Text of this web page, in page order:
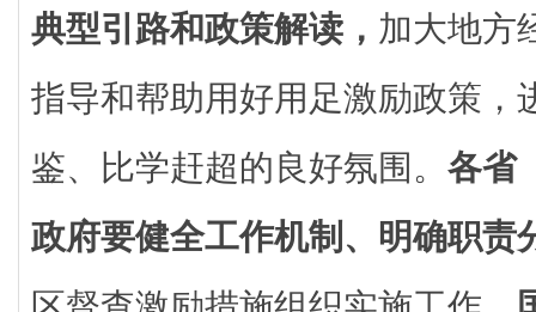
典型引路和政策解读， 加大地方
指导和帮助用好用足激励政策，
鉴、比学赶超的良好氛围。 各省
政府要健全工作机制、明确职责